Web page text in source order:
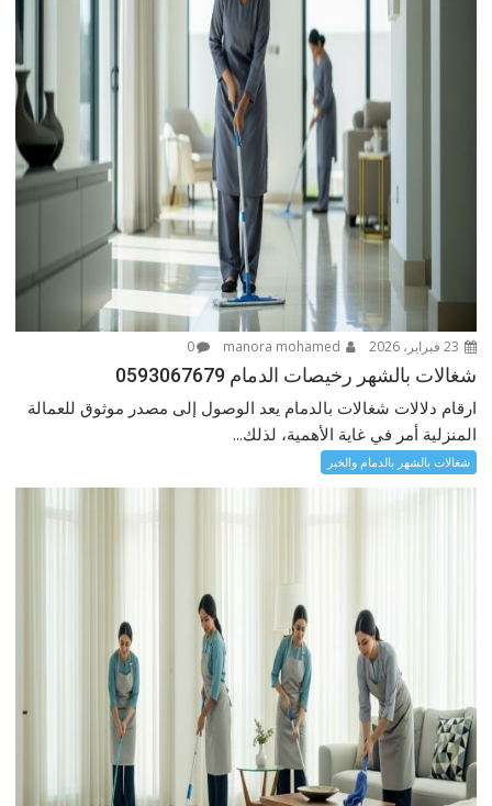
0
شغالات بالشهر رخيصات الدمام 0593067679
ارقام دلالات شغالات بالدمام يعد الوصول إلى مصدر موثوق للعمالة
المنزلية أمر في غاية الأهمية، لذلك...
شغالات بالشهر بالدمام والخبر